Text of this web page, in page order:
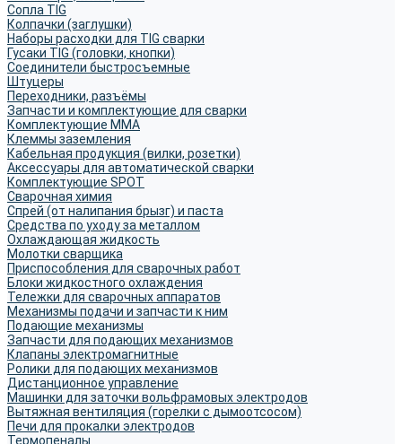
Сопла TIG
Колпачки (заглушки)
Наборы расходки для TIG сварки
Гусаки TIG (головки, кнопки)
Соединители быстросъемные
Штуцеры
Переходники, разъёмы
Запчасти и комплектующие для сварки
Комплектующие ММА
Клеммы заземления
Кабельная продукция (вилки, розетки)
Аксессуары для автоматической сварки
Комплектующие SPOT
Сварочная химия
Спрей (от налипания брызг) и паста
Средства по уходу за металлом
Охлаждающая жидкость
Молотки сварщика
Приспособления для сварочных работ
Блоки жидкостного охлаждения
Тележки для сварочных аппаратов
Механизмы подачи и запчасти к ним
Подающие механизмы
Запчасти для подающих механизмов
Клапаны электромагнитные
Ролики для подающих механизмов
Дистанционное управление
Машинки для заточки вольфрамовых электродов
Вытяжная вентиляция (горелки с дымоотсосом)
Печи для прокалки электродов
Термопеналы